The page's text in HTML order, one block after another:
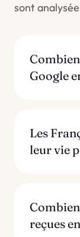
sont
Google
Les
leur vie
reçues